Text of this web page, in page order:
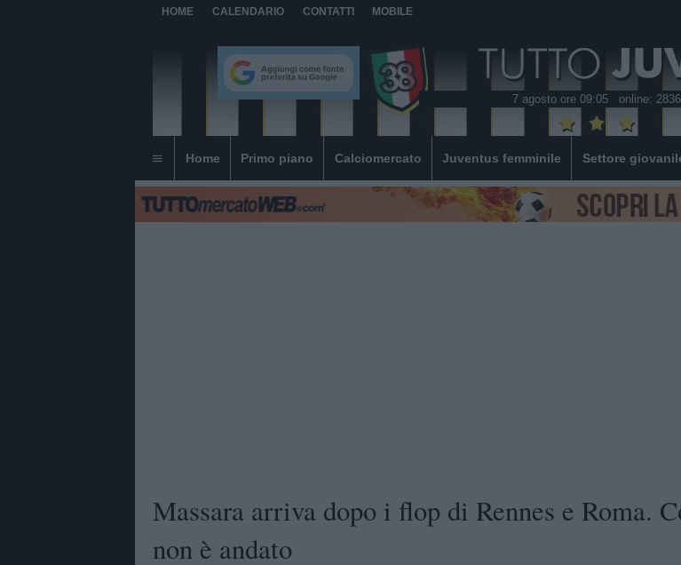
HOME CALENDARIO CONTATTI MOBILE
7 agosto ore 09:05 online: 2836
Home Primo piano Calciomercato Juventus femminile Settore
Massara arriva dopo i flop di Rennes e Roma.
non è andato